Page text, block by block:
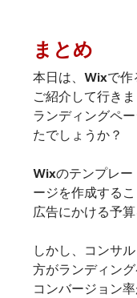
まとめ
本日は、Wixで作
ご紹介して行きま
ランディングペ
たでしょうか？
Wixのテンプレー
ージを作成するこ
広告にかける予
しかし、コンサ
方がランディン
コンバージョン